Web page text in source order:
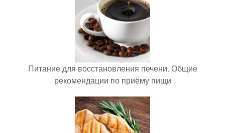
Питание для восстановления печени. Общие
рекомендации по приёму пищи